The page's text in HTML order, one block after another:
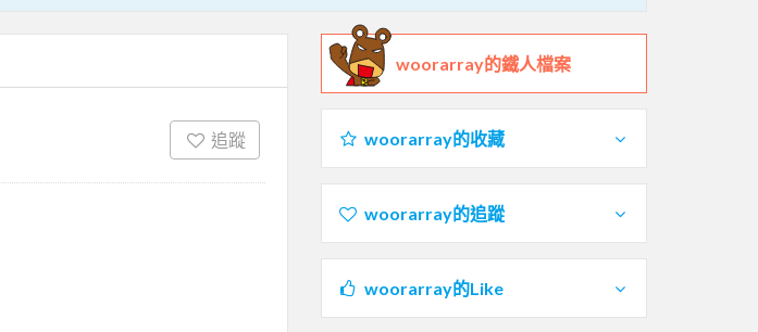
追蹤
woorarray的鐵人檔案
woorarray的收藏
woorarray的追蹤
woorarray的Like